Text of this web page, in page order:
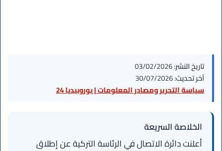
تاريخ النشر:03/02/2026
آخر تحديث:30/07/2026
سياسة التحرير ومصادر المعلومات | يوروبيديا 24
الخلاصة السريعة
أعلنت دائرة الاتصال في الرئاسة التركية عن إطلاق